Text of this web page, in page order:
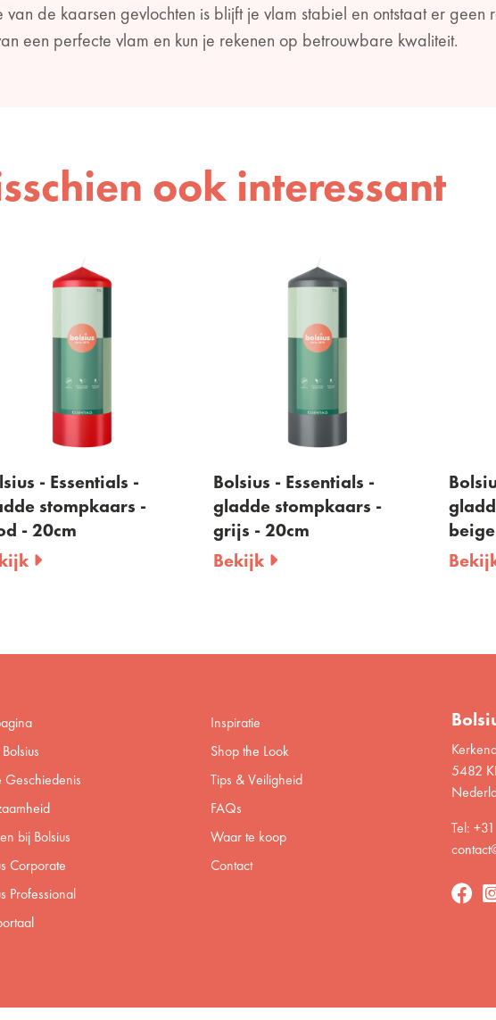
de kaarsen gevlochten is blijft je vlam stabiel en ontstaat er geen
een perfecte vlam en kun je rekenen op betrouwbare kwaliteit.
ook interessant
- Essentials -
stompkaars -
- 20cm
Bolsius - Essentials -
gladde stompkaars -
grijs - 20cm
Bekijk
bij Bolsius
Corporate
Professional
Inspiratie
Shop the Look
Tips & Veiligheid
FAQs
Waar te koop
Contact
5482
Tel: